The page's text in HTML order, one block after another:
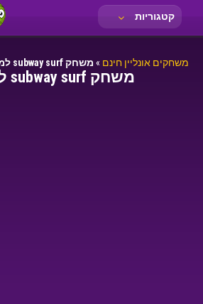
קטגוריות
משחקים אונליין חינם » משחק subway surf למחשב
משחק subway surf למחשב